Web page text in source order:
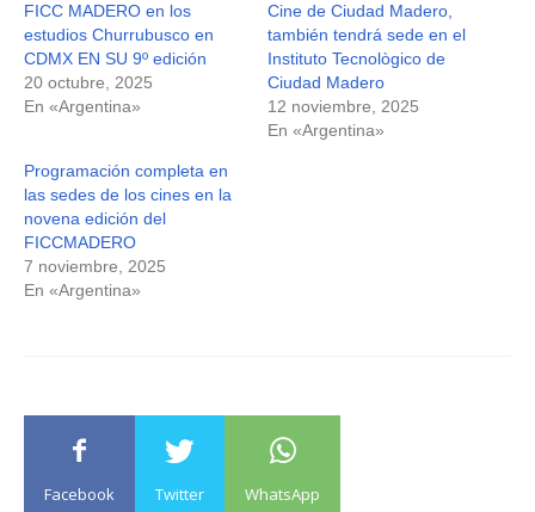
FICC MADERO en los
estudios Churrubusco en
CDMX EN SU 9º edición
20 octubre, 2025
En «Argentina»
Cine de Ciudad Madero,
también tendrá sede en el
Instituto Tecnològico de
Ciudad Madero
12 noviembre, 2025
En «Argentina»
Programación completa en
las sedes de los cines en la
novena edición del
FICCMADERO
7 noviembre, 2025
En «Argentina»
Facebook Twitter WhatsApp